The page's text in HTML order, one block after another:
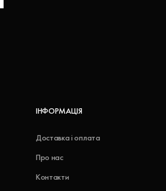
ІНФОРМАЦІЯ
Доставка і оплата
Про нас
Контакти